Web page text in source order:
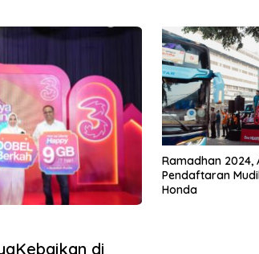
di
Ramadhan 2024,
Pendaftaran
Honda